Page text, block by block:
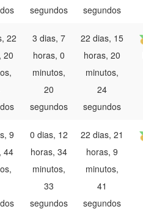
segundos
segundos
22
20
3 dias, 7
horas, 0
minutos,
20
segundos
22 dias, 15
horas, 20
minutos,
24
segundos
9
44
0 dias, 12
horas, 34
minutos,
33
segundos
22 dias, 21
horas, 9
minutos,
41
segundos